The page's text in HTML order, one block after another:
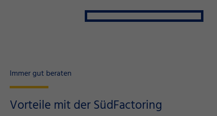
Immer gut beraten
Vorteile mit der SüdFactoring